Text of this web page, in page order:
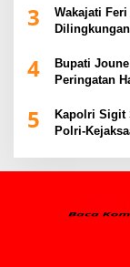
3
Wakajati
4
Bupati
Peringatan
5
Kapolri Sigit
Polri-